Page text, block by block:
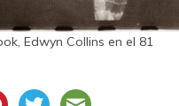
Edwyn Collins en el 81